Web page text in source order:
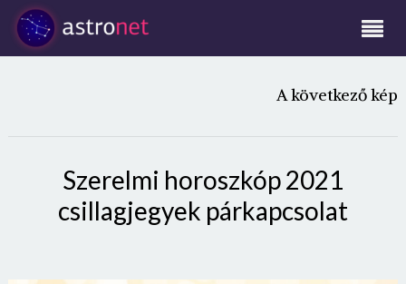
A következő kép
Szerelmi horoszkóp 2021
csillagjegyek párkapcsolat